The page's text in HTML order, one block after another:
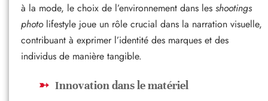
à la mode, le choix de l’environnement dans les shootings
photolifestyle joue un rôle crucial dans la narration visuelle,
contribuant à exprimer l’identité des marques et des
individus de manière tangible.
Innovation dans le matériel